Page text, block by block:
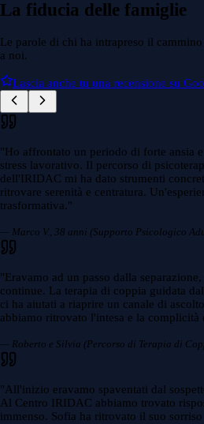
La fiducia delle famiglie
Le parole di chi ha intrapreso il
a noi.
Lascia anche tu una recensione su
"Ho affrontato un periodo di forte ansia
stress lavorativo. Il percorso di
dell'IRIDAC mi ha dato strumenti
ritrovare serenità e centratura.
trasformativa."
— Marco V., 38 anni (Supporto Psicologico
"Eravamo ad un passo dalla
continue. La terapia di coppia guidata
ci ha aiutati a riaprire un canale di
abbiamo ritrovato l'intesa e la complicità
— Roberto e Silvia (Percorso di Terapia di
"All'inizio eravamo spaventati dal
Al Centro IRIDAC abbiamo trovato
immenso. Sofia ha ritrovato il suo